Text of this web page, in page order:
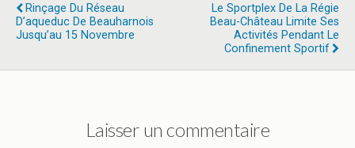
Rinçage Du Réseau
D’aqueduc De Beauharnois
Jusqu’au 15 Novembre
Le Sportplex De La Régie
Beau-Château Limite Ses
Activités Pendant Le
Confinement Sportif
Laisser un commentaire